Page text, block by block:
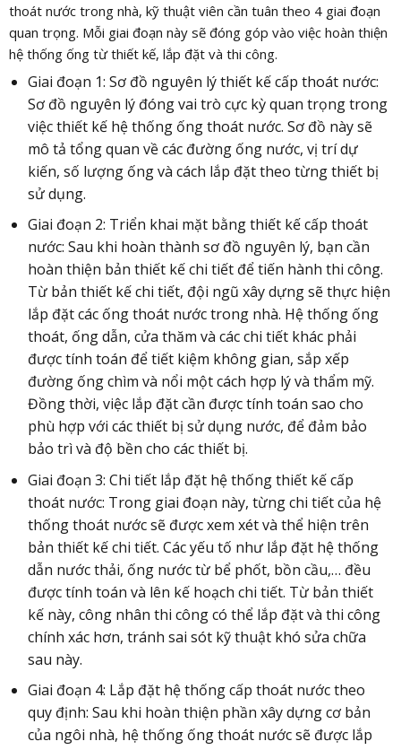
thoát nước trong nhà, kỹ thuật viên cần tuân theo 4 giai đoạn
quan trọng. Mỗi giai đoạn này sẽ đóng góp vào việc hoàn thiện
hệ thống ống từ thiết kế, lắp đặt và thi công.
Giai đoạn 1: Sơ đồ nguyên lý thiết kế cấp thoát nước:
Sơ đồ nguyên lý đóng vai trò cực kỳ quan trọng trong
việc thiết kế hệ thống ống thoát nước. Sơ đồ này sẽ
mô tả tổng quan về các đường ống nước, vị trí dự
kiến, số lượng ống và cách lắp đặt theo từng thiết bị
sử dụng.
Giai đoạn 2: Triển khai mặt bằng thiết kế cấp thoát
nước: Sau khi hoàn thành sơ đồ nguyên lý, bạn cần
hoàn thiện bản thiết kế chi tiết để tiến hành thi công.
Từ bản thiết kế chi tiết, đội ngũ xây dựng sẽ thực hiện
lắp đặt các ống thoát nước trong nhà. Hệ thống ống
thoát, ống dẫn, cửa thăm và các chi tiết khác phải
được tính toán để tiết kiệm không gian, sắp xếp
đường ống chìm và nổi một cách hợp lý và thẩm mỹ.
Đồng thời, việc lắp đặt cần được tính toán sao cho
phù hợp với các thiết bị sử dụng nước, để đảm bảo
bảo trì và độ bền cho các thiết bị.
Giai đoạn 3: Chi tiết lắp đặt hệ thống thiết kế cấp
thoát nước: Trong giai đoạn này, từng chi tiết của hệ
thống thoát nước sẽ được xem xét và thể hiện trên
bản thiết kế chi tiết. Các yếu tố như lắp đặt hệ thống
dẫn nước thải, ống nước từ bể phốt, bồn cầu,… đều
được tính toán và lên kế hoạch chi tiết. Từ bản thiết
kế này, công nhân thi công có thể lắp đặt và thi công
chính xác hơn, tránh sai sót kỹ thuật khó sửa chữa
sau này.
Giai đoạn 4: Lắp đặt hệ thống cấp thoát nước theo
quy định: Sau khi hoàn thiện phần xây dựng cơ bản
của ngôi nhà, hệ thống ống thoát nước sẽ được lắp